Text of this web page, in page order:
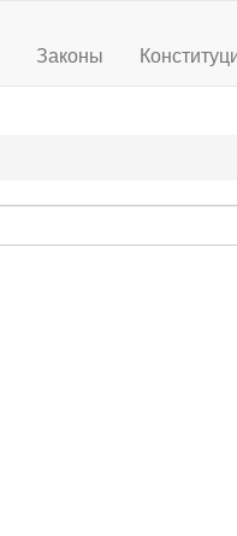
Законы